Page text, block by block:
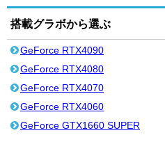
搭載グラボから選ぶ
GeForce RTX4090
GeForce RTX4080
GeForce RTX4070
GeForce RTX4060
GeForce GTX1660 SUPER